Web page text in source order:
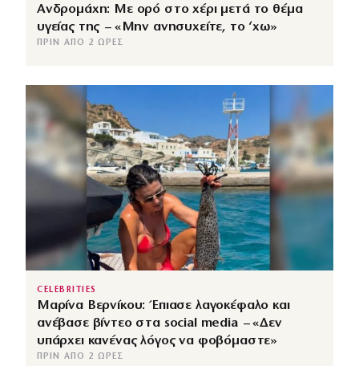
Ανδρομάχη: Με ορό στο χέρι μετά το θέμα
υγείας της – «Μην ανησυχείτε, το ‘χω»
ΠΡΙΝ ΑΠΌ 2 ΏΡΕΣ
CELEBRITIES
Μαρίνα Βερνίκου: Έπιασε λαγοκέφαλο και
ανέβασε βίντεο στα social media – «Δεν
υπάρχει κανένας λόγος να φοβόμαστε»
ΠΡΙΝ ΑΠΌ 2 ΏΡΕΣ